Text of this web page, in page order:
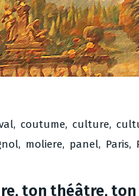
, coutume, culture,
, moliere, panel, Paris,
ton théâtre,